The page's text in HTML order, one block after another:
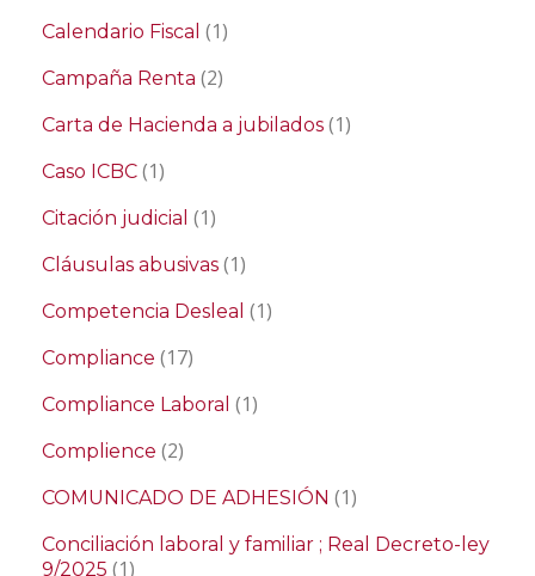
Calendario Fiscal (1)
Campaña Renta (2)
Carta de Hacienda a jubilados (1)
Caso ICBC (1)
Citación judicial (1)
Cláusulas abusivas (1)
Competencia Desleal (1)
Compliance (17)
Compliance Laboral (1)
Complience (2)
COMUNICADO DE ADHESIÓN (1)
Conciliación laboral y familiar ; Real Decreto-ley
9/2025 (1)